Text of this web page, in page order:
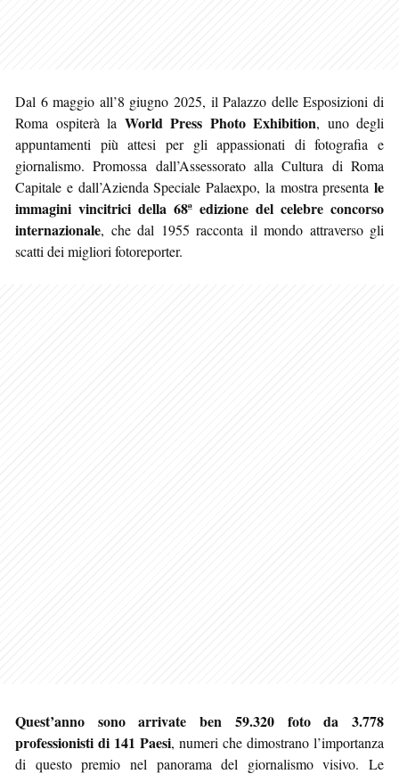
Dal 6 maggio all’8 giugno 2025, il Palazzo delle Esposizioni di
Roma ospiterà la World Press Photo Exhibition, uno degli
appuntamenti più attesi per gli appassionati di fotografia e
giornalismo. Promossa dall’Assessorato alla Cultura di Roma
Capitale e dall’Azienda Speciale Palaexpo, la mostra presenta le
immagini vincitrici della 68ª edizione del celebre concorso
internazionale, che dal 1955 racconta il mondo attraverso gli
scatti dei migliori fotoreporter.
Quest’anno sono arrivate ben 59.320 foto da 3.778
professionisti di 141 Paesi, numeri che dimostrano l’importanza
di questo premio nel panorama del giornalismo visivo. Le